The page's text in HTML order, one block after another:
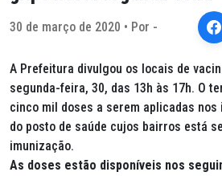
30 de março de 2020 • Por -
A Prefeitura divulgou os locais de
segunda-feira, 30, das 13h às 17h. O
cinco mil doses a serem aplicadas
do posto de saúde cujos bairros está
imunização.
As doses estão disponíveis nos